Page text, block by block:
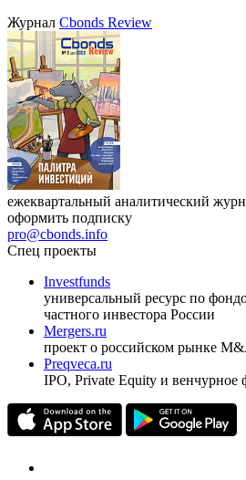
Журнал Cbonds Review
ежеквартальный аналитический
оформить подписку
pro@cbonds.info
Спец проекты
Investfunds
универсальный ресурс по
частного инвестора России
Mergers.ru
проект о российском рынке
Preqveca.ru
IPO, Private Equity и венчурное